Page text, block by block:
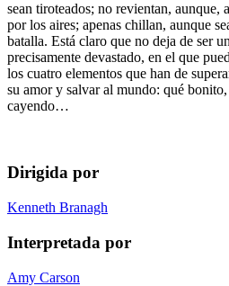
sean tiroteados; no revientan, aunque,
por los aires; apenas chillan, aunque
batalla. Está claro que no deja de ser
precisamente devastado, en el que
los cuatro elementos que han de
su amor y salvar al mundo: qué
cayendo…
Dirigida por
Kenneth Branagh
Interpretada por
Amy Carson